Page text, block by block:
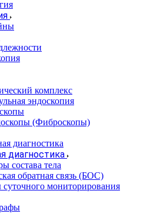
комплекс
эндоскопия
(Фиброcкопы)
диагностика
состава тела
обратная связь (БОС)
мониторирования